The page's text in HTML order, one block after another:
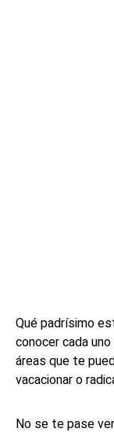
Qué padrísimo
conocer cada
áreas que te
vacacionar o
No se te pase